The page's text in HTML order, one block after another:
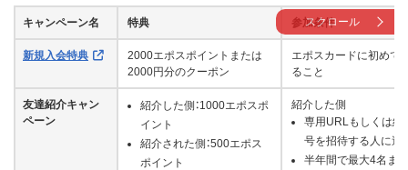
キャンペーン名 特典 参加条件
新規入会特典
2000エポスポイントまたは
2000円分のクーポン
エポスカードに初めて
ること
友達紹介キャン
ペーン
紹介した側：1000エポスポ
イント
紹介された側：500エポス
ポイント
紹介した側
専用URLもしくは紹
号を招待する人に送
半年間で最大4名まで
スクロール